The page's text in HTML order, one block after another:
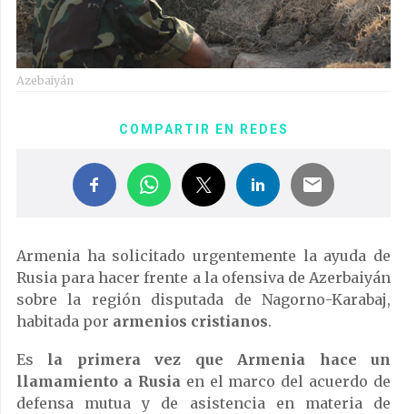
Azebaiyán
COMPARTIR EN REDES
Armenia ha solicitado urgentemente la ayuda de
Rusia para hacer frente a la ofensiva de Azerbaiyán
sobre la región disputada de Nagorno-Karabaj,
habitada por armenios cristianos.
Es la primera vez que Armenia hace un
llamamiento a Rusia en el marco del acuerdo de
defensa mutua y de asistencia en materia de